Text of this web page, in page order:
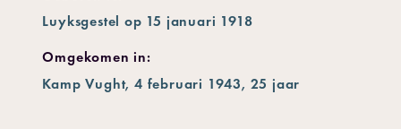
Luyksgestel op 15 januari 1918
Omgekomen in:
Kamp Vught, 4 februari 1943, 25 jaar